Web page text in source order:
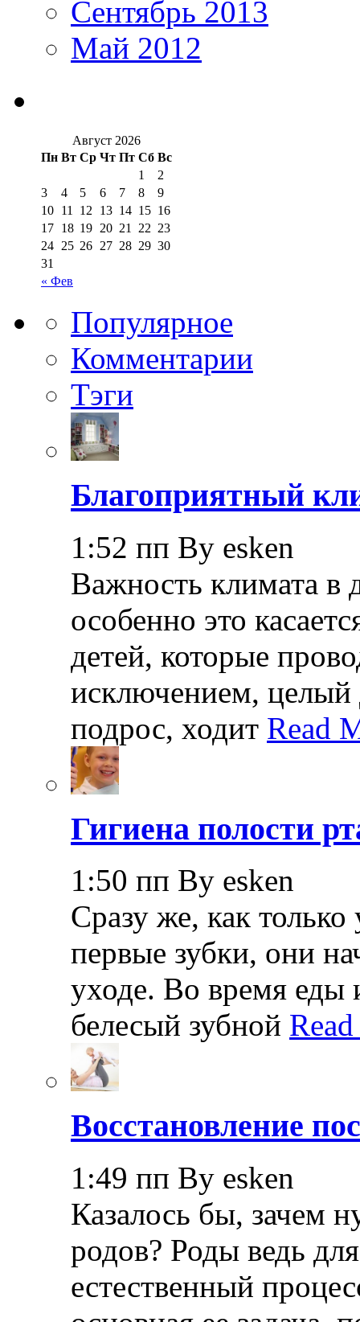
Сентябрь 2013
Май 2012
Август 2026
Пн Вт Ср Чт Пт Сб Вс
« Фев
1
2
3
4 5 6 7 8
9
10 11 12 13 14 15 16
17 18 19 20 21 22 23
24 25 26 27 28 29 30
31
Популярное
Комментарии
Тэги
Благоприятный
1:52 пп By esken
Важность климата в
особенно это
детей, которые
исключением, целый
подрос, ходит Read
Гигиена полости
1:50 пп By esken
Сразу же, как
первые зубки, они
уходе. Во время еды
белесый зубной
Восстановление
1:49 пп By esken
Казалось бы, зачем
родов? Роды ведь
естественный